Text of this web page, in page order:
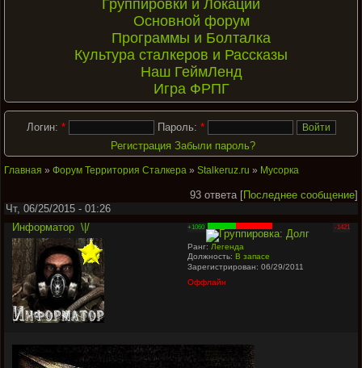
Группировки и Локации
Основной форум
Программы и Болталка
Культура сталкеров и Рассказы
Наш ГеймЛенд
Игра ФРПГ
Логин: * Пароль: *
Регистрация Забыли пароль?
Главная » Форум Территория Сталкера » Stalkeruz.ru » Мусорка
93 ответа [Последнее сообщение]
Чт, 06/25/2015 - 01:26
Информатор \|/ +1060 -1421
Ранг: Легенда
Должность:В запасе
Зарегистрирован: 06/29/2011
Оффлайн